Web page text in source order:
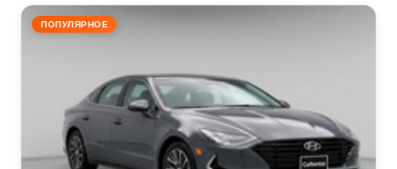
ПОПУЛЯРНОЕ